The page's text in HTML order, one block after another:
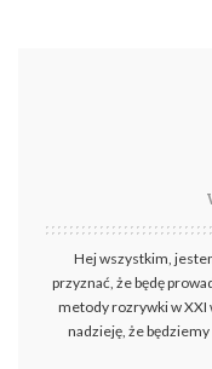
Hej wszystkim,
przyznać, że będę
metody rozrywki w XXI
nadzieję, że